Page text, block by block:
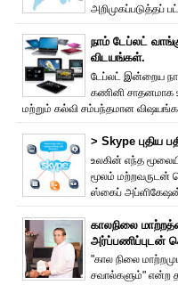
அறிமுகப்படுத்தப்
நாம் டேப்லட்
விடயங்கள்.
டேப்லட் இன்றைய
கணினி சாதனமாக
மற்றும் கல்வி சம்பந்தமான
> Skype புதிய
உலகின் எந்த
மூலம் மற்றவருடன்
ஸ்கைப் அப்ளிகேஷன்
காலநிலை
அர்ப்பணிப்புடன்
"கால நிலை
சவால்களும்" என்ற